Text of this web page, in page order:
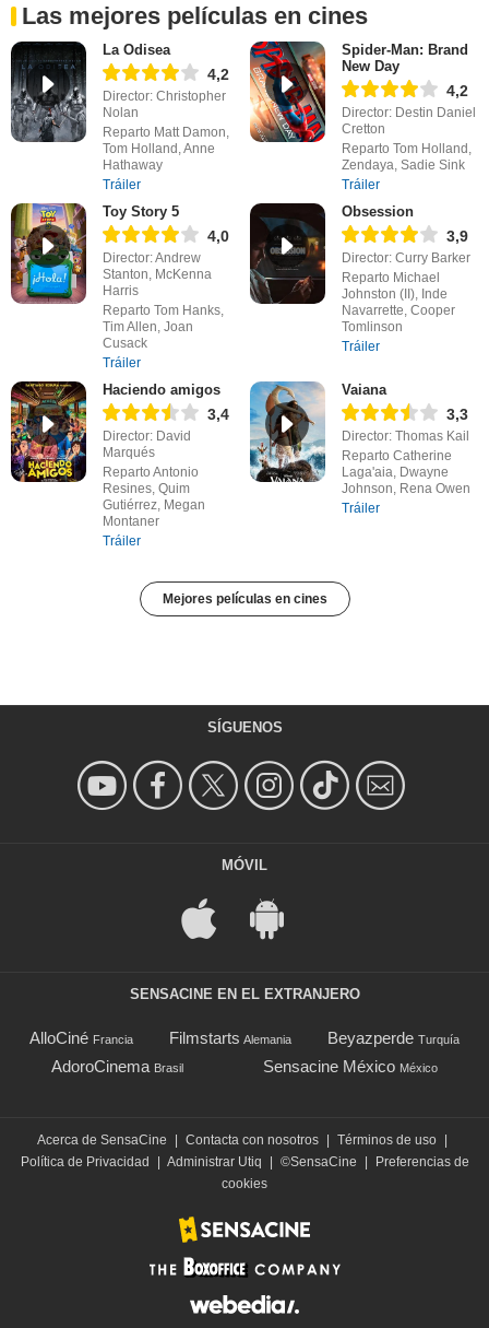
Las mejores películas en cines
La Odisea
4,2
Director: Christopher
Nolan
Reparto Matt Damon,
Tom Holland, Anne
Hathaway
Tráiler
Spider-Man: Brand
New Day
4,2
Director: Destin Daniel
Cretton
Reparto Tom Holland,
Zendaya, Sadie Sink
Tráiler
Toy Story 5
4,0
Director: Andrew
Stanton, McKenna
Harris
Reparto Tom Hanks,
Tim Allen, Joan
Cusack
Tráiler
Obsession
3,9
Director: Curry Barker
Reparto Michael
Johnston (II), Inde
Navarrette, Cooper
Tomlinson
Tráiler
Haciendo amigos
3,4
Director: David
Marqués
Reparto Antonio
Resines, Quim
Gutiérrez, Megan
Montaner
Tráiler
Vaiana
3,3
Director: Thomas Kail
Reparto Catherine
Laga'aia, Dwayne
Johnson, Rena Owen
Tráiler
Mejores películas en cines
SÍGUENOS
MÓVIL
SENSACINE EN EL EXTRANJERO
AlloCiné Francia Filmstarts Alemania Beyazperde Turquía
AdoroCinema Brasil Sensacine México México
Acerca de SensaCine Contacta con nosotros Términos de uso
Política de Privacidad
Administrar Utiq ©SensaCine
Preferencias de
cookies